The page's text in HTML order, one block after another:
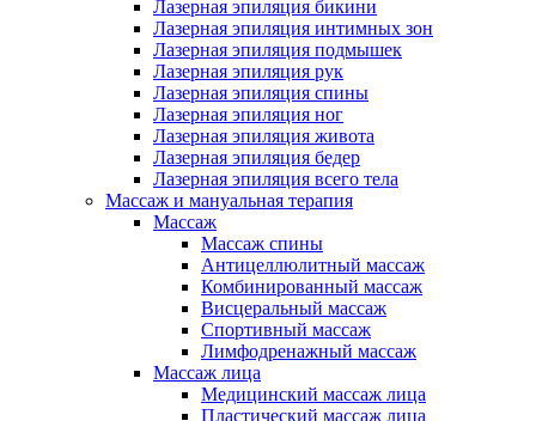
Лазерная эпиляция бикини
Лазерная эпиляция интимных зон
Лазерная эпиляция подмышек
Лазерная эпиляция рук
Лазерная эпиляция спины
Лазерная эпиляция ног
Лазерная эпиляция живота
Лазерная эпиляция бедер
Лазерная эпиляция всего тела
Массаж и мануальная терапия
Массаж
Массаж спины
Антицеллюлитный массаж
Комбинированный массаж
Висцеральный массаж
Спортивный массаж
Лимфодренажный массаж
Массаж лица
Медицинский массаж лица
Пластический массаж лица